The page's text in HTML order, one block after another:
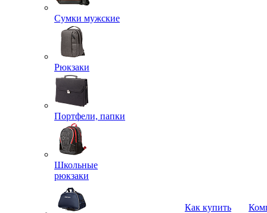
Сумки мужские
Рюкзаки
Портфели, папки
Школьные
рюкзаки
Как купить